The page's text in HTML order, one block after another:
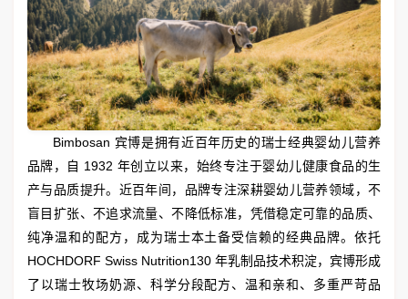
Bimbosan 宾博是拥有近百年历史的瑞士经典婴幼儿营养
品牌，自 1932 年创立以来，始终专注于婴幼儿健康食品的生
产与品质提升。近百年间，品牌专注深耕婴幼儿营养领域，不
盲目扩张、不追求流量、不降低标准，凭借稳定可靠的品质、
纯净温和的配方，成为瑞士本土备受信赖的经典品牌。依托
HOCHDORF Swiss Nutrition130 年乳制品技术积淀，宾博形成
了以瑞士牧场奶源、科学分段配方、温和亲和、多重严苛品